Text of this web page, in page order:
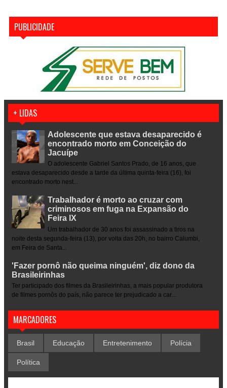
PUBLICIDADE
+ LIDAS
Adolescente que estava desaparecido é
encontrado morto em Conceição do
Jacuípe
O adolescente Gabriel Santos Prado, de 16 anos, que
estava desaparecido desde a tarde da última quinta-feira (16), foi
encontrado morto nest...
Trabalhador é morto ao cruzar com
criminosos em fuga na Expansão do
Feira IX
Um trabalhador de 30 anos foi assassinado a tiros na
noite desta segunda-feira (13), por volta das 20h, no bairro Calumbi,
em Feira de Santa...
'Fazer pornô não queima ninguém', diz dono da
Brasileirinhas
Ter participado dos filmes da Brasileirinhas, a mais popular produtora
de filmes pornôs do país, não parece ter prejudicado a car...
MARCADORES
Brasil Educação Entretenimento Polícia
Política